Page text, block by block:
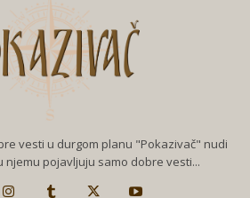
vesti u durgom planu "Pokazivač" nudi
njemu pojavljuju samo dobre vesti...